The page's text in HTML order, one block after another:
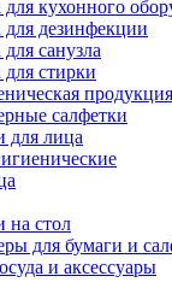
для кухонного
для дезинфекции
санузла
для стирки
продукция
салфетки
для лица
на стол
для бумаги и
и аксессуары